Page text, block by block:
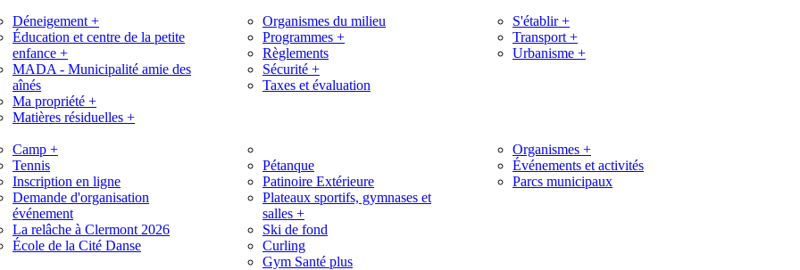
Déneigement +
Éducation et centre de la petite
enfance +
MADA - Municipalité amie des
aînés
Ma propriété +
Matières résiduelles +
Organismes du milieu
Programmes +
Règlements
Sécurité +
Taxes et évaluation
S'établir+
Transport +
Urbanisme +
Camp +
Tennis
Inscription en ligne
Demande d'organisation
événement
La relâche à Clermont 2026
École de la Cité Danse
Pétanque
Patinoire Extérieure
Plateaux sportifs, gymnases et
salles +
Ski de fond
Curling
Gym Santé plus
Organismes +
Événements et activités
Parcs municipaux